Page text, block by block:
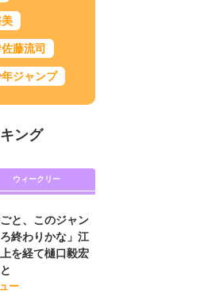
藤流司
ジャンプ
ング
ウィークリー
ごと、このジャン
終わりかな」江
を経て樋口毅宏
ー